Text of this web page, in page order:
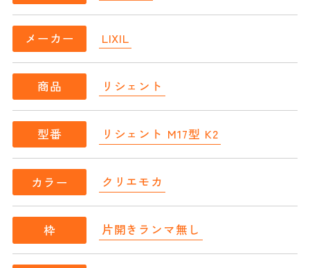
メーカー LIXIL
商品 リシェント
型番 リシェント M17型 K2
カラー クリエモカ
枠 片開きランマ無し